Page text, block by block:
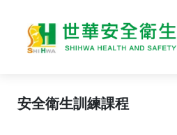
安全衛生訓練課程